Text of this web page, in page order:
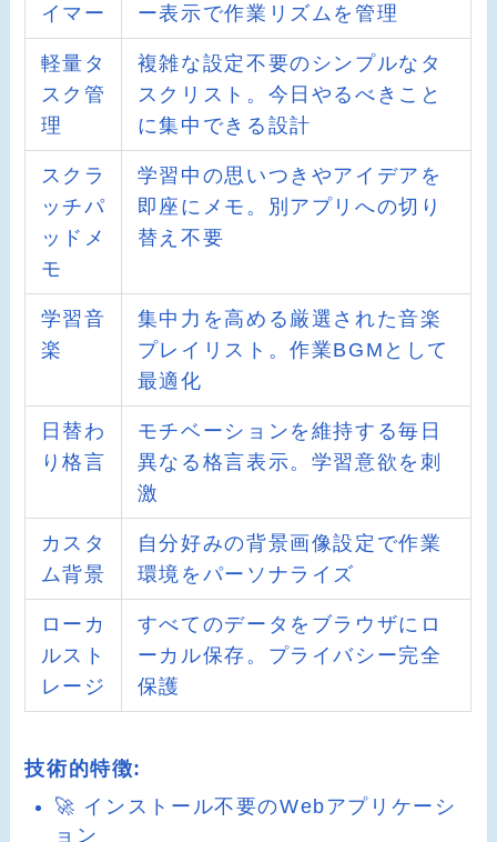
イマー
ー表示で作業リズムを管理
軽量タ
スク管
理
複雑な設定不要のシンプルなタ
スクリスト。今日やるべきこと
に集中できる設計
スクラ
ッチパ
ッドメ
モ
学習中の思いつきやアイデアを
即座にメモ。別アプリへの切り
替え不要
学習音
楽
集中力を高める厳選された音楽
プレイリスト。作業BGMとして
最適化
日替わ
り格言
モチベーションを維持する毎日
異なる格言表示。学習意欲を刺
激
カスタ
ム背景
自分好みの背景画像設定で作業
環境をパーソナライズ
ローカ
ルスト
レージ
すべてのデータをブラウザにロ
ーカル保存。プライバシー完全
保護
技術的特徴:
🚀 インストール不要のWebアプリケーシ
ョン